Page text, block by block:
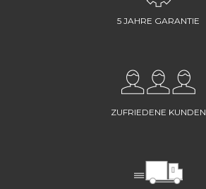
5 JAHRE GARANTIE
ZUFRIEDENE KUNDEN